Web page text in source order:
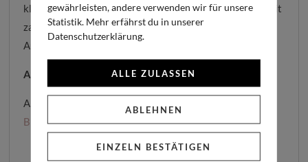
klassischen Druckschrift. Optional können die Zweige mit
zarten Strichen von Hand teilvergoldet werden (gegen
Aufpreis, bitte rechts unter dem Textfeld auswählen).
Ab einer Auflage von 20 Stück bestellbar.
Als Umschlag empfehlen wir Euch besonders den
Briefumschlag dunkelgrünoder denBüttenumschlag.
gewährleisten, andere verwenden wir für unsere
Statistik. Mehr erfährst du in unserer
Datenschutzerklärung.
ALLE ZULASSEN
ABLEHNEN
EINZELN BESTÄTIGEN